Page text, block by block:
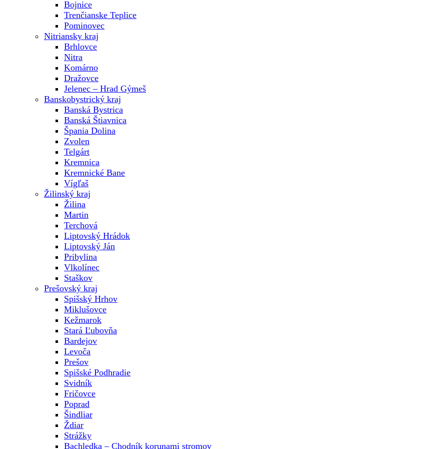
Bojnice
Trenčianske Teplice
Pominovec
Nitriansky kraj
Brhlovce
Nitra
Komárno
Dražovce
Jelenec – Hrad Gýmeš
Banskobystrický kraj
Banská Bystrica
Banská Štiavnica
Špania Dolina
Zvolen
Telgárt
Kremnica
Kremnické Bane
Vígľaš
Žilinský kraj
Žilina
Martin
Terchová
Liptovský Hrádok
Liptovský Ján
Pribylina
Vlkolínec
Staškov
Prešovský kraj
Spišský Hrhov
Miklušovce
Kežmarok
Stará Ľubovňa
Bardejov
Levoča
Prešov
Spišské Podhradie
Svidník
Fričovce
Poprad
Šindliar
Ždiar
Strážky
Bachledka – Chodník korunami stromov